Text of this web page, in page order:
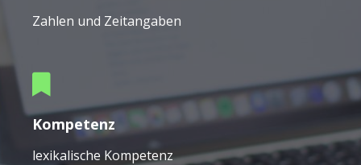
Zahlen und Zeitangaben
Kompetenz
lexikalische Kompetenz